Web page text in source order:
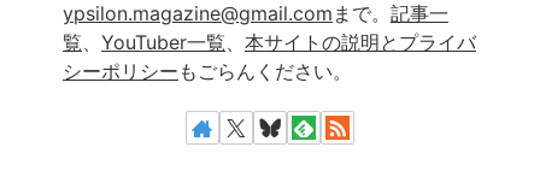
ypsilon.magazine@gmail.com まで。 記事一
覧、 YouTuber一覧、 本サイトの説明とプライバ
シーポリシー もごらんください。